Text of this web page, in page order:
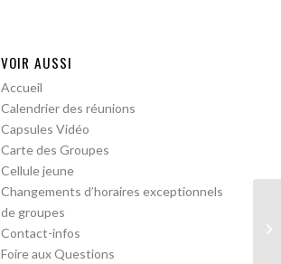
VOIR AUSSI
Accueil
Calendrier des réunions
Capsules Vidéo
Carte des Groupes
Cellule jeune
Changements d’horaires exceptionnels
de groupes
Contact-infos
Foire aux Questions